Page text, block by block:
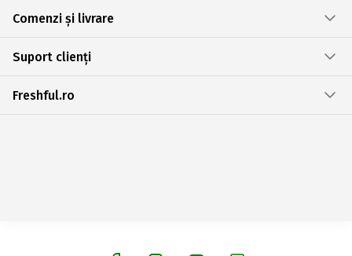
Comenzi și livrare
Suport clienți
Freshful.ro